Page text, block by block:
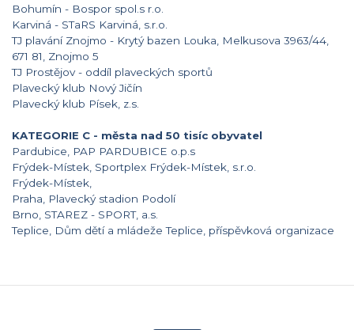
Bohumín - Bospor spol.s r.o.
Karviná - STaRS Karviná, s.r.o.
TJ plavání Znojmo - Krytý bazen Louka, Melkusova 3963/44,
671 81, Znojmo 5
TJ Prostějov - oddíl plaveckých sportů
Plavecký klub Nový Jičín
Plavecký klub Písek, z.s.
KATEGORIE C - města nad 50 tisíc obyvatel
Pardubice, PAP PARDUBICE o.p.s
Frýdek-Místek, Sportplex Frýdek-Místek, s.r.o.
Frýdek-Místek,
Praha, Plavecký stadion Podolí
Brno, STAREZ - SPORT, a.s.
Teplice, Dům dětí a mládeže Teplice, příspěvková organizace